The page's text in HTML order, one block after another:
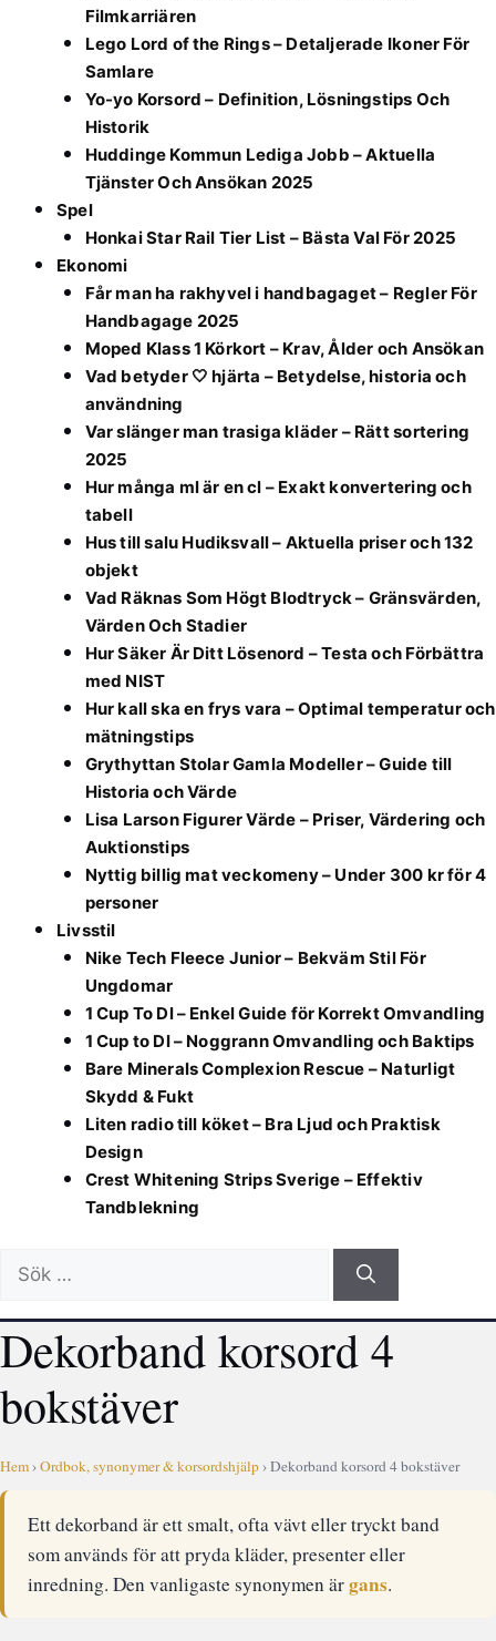
Filmkarriären
Lego Lord of the Rings – Detaljerade Ikoner För
Samlare
Yo-yo Korsord – Definition, Lösningstips Och
Historik
Huddinge Kommun Lediga Jobb – Aktuella
Tjänster Och Ansökan 2025
Spel
Honkai Star Rail Tier List – Bästa Val För 2025
Ekonomi
Får man ha rakhyvel i handbagaget – Regler För
Handbagage 2025
Moped Klass 1 Körkort – Krav, Ålder och Ansökan
Vad betyder 🤍 hjärta – Betydelse, historia och
användning
Var slänger man trasiga kläder – Rätt sortering
2025
Hur många ml är en cl – Exakt konvertering och
tabell
Hus till salu Hudiksvall – Aktuella priser och 132
objekt
Vad Räknas Som Högt Blodtryck – Gränsvärden,
Värden Och Stadier
Hur Säker Är Ditt Lösenord – Testa och Förbättra
med NIST
Hur kall ska en frys vara – Optimal temperatur och
mätningstips
Grythyttan Stolar Gamla Modeller – Guide till
Historia och Värde
Lisa Larson Figurer Värde – Priser, Värdering och
Auktionstips
Nyttig billig mat veckomeny – Under 300 kr för 4
personer
Livsstil
Nike Tech Fleece Junior – Bekväm Stil För
Ungdomar
1 Cup To Dl – Enkel Guide för Korrekt Omvandling
1 Cup to Dl – Noggrann Omvandling och Baktips
Bare Minerals Complexion Rescue – Naturligt
Skydd & Fukt
Liten radio till köket – Bra Ljud och Praktisk
Design
Crest Whitening Strips Sverige – Effektiv
Tandblekning
Sök
efter:
Dekorband korsord 4
bokstäver
Hem›Ordbok, synonymer & korsordshjälp› Dekorband korsord 4 bokstäver
Ett dekorband är ett smalt, ofta vävt eller tryckt band
som används för att pryda kläder, presenter eller
inredning. Den vanligaste synonymen ärgans.